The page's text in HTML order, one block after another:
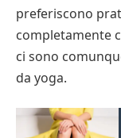
preferiscono
completamente
ci sono
da yoga.